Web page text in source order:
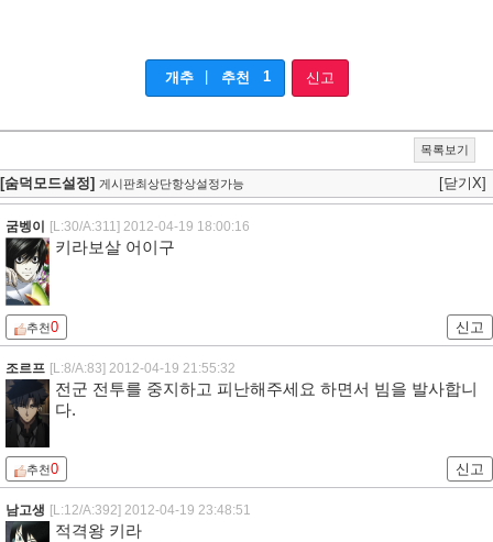
개추 추천 1 신고
목록보기
[숨덕모드설정] 게시판최상단항상설정가능 [닫기X]
굼벵이 [L:30/A:311] 2012-04-19 18:00:16
키라보살 어이구
추천0 신고
조르프 [L:8/A:83] 2012-04-19 21:55:32
전군 전투를 중지하고 피난해주세요 하면서 빔을 발사합니
다.
추천0 신고
남고생 [L:12/A:392] 2012-04-19 23:48:51
적격왕 키라